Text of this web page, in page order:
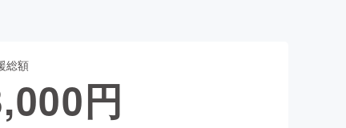
ファッション
総額
円